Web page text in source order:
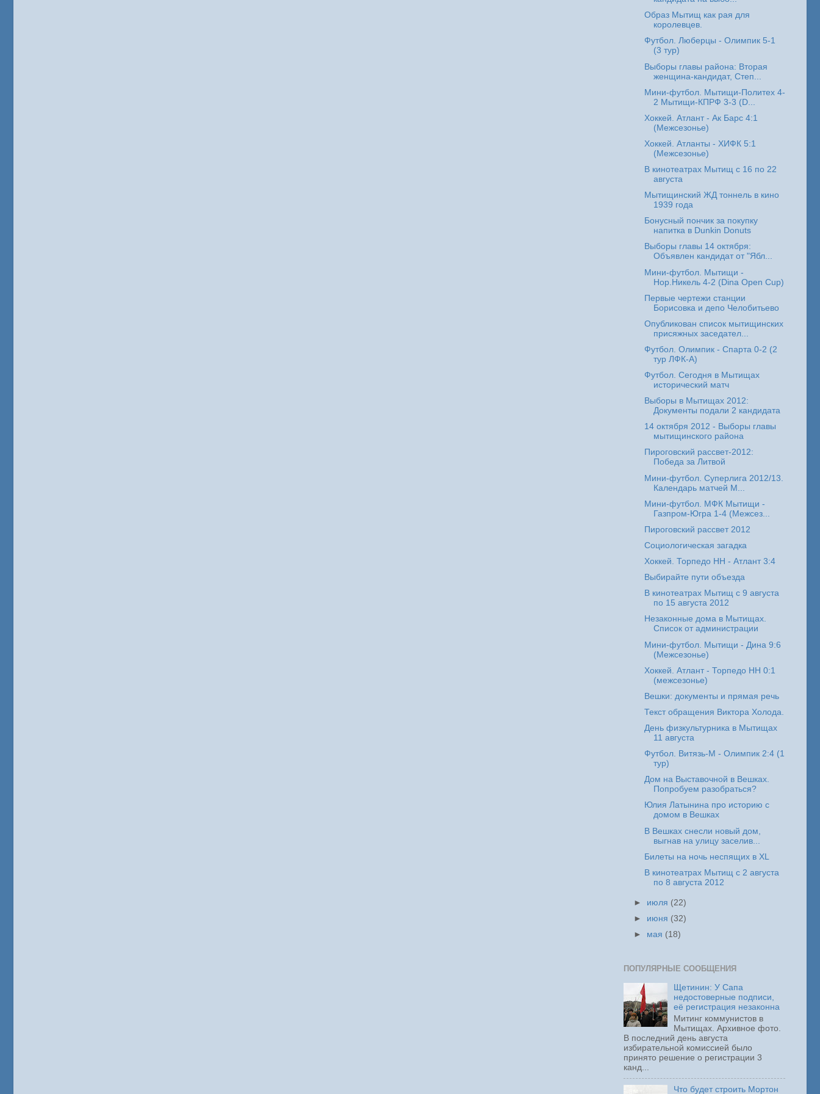
Образ Мытищ как рая для
королевцев.
Футбол. Люберцы - Олимпик 5-1
(3 тур)
Выборы главы района: Вторая
женщина-кандидат, Степ...
Мини-футбол. Мытищи-Политех 4-
2 Мытищи-КПРФ 3-3 (D...
Хоккей. Атлант - Ак Барс 4:1
(Межсезонье)
Хоккей. Атланты - ХИФК 5:1
(Межсезонье)
В кинотеатрах Мытищ с 16 по 22
августа
Мытищинский ЖД тоннель в кино
1939 года
Бонусный пончик за покупку
напитка в Dunkin Donuts
Выборы главы 14 октября:
Объявлен кандидат от "Ябл...
Мини-футбол. Мытищи -
Нор.Никель 4-2 (Dina Open Cup)
Первые чертежи станции
Борисовка и депо Челобитьево
Опубликован список мытищинских
присяжных заседател...
Футбол. Олимпик - Спарта 0-2 (2
тур ЛФК-А)
Футбол. Сегодня в Мытищах
исторический матч
Выборы в Мытищах 2012:
Документы подали 2 кандидата
14 октября 2012 - Выборы главы
мытищинского района
Пироговский рассвет-2012:
Победа за Литвой
Мини-футбол. Суперлига 2012/13.
Календарь матчей М...
Мини-футбол. МФК Мытищи -
Газпром-Югра 1-4 (Межсез...
Пироговский рассвет 2012
Социологическая загадка
Хоккей. Торпедо НН - Атлант 3:4
Выбирайте пути объезда
В кинотеатрах Мытищ с 9 августа
по 15 августа 2012
Незаконные дома в Мытищах.
Список от администрации
Мини-футбол. Мытищи - Дина 9:6
(Межсезонье)
Хоккей. Атлант - Торпедо НН 0:1
(межсезонье)
Вешки: документы и прямая речь
Текст обращения Виктора Холода.
День физкультурника в Мытищах
11 августа
Футбол. Витязь-М - Олимпик 2:4 (1
тур)
Дом на Выставочной в Вешках.
Попробуем разобраться?
Юлия Латынина про историю с
домом в Вешках
В Вешках снесли новый дом,
выгнав на улицу заселив...
Билеты на ночь неспящих в XL
В кинотеатрах Мытищ с 2 августа
по 8 августа 2012
► июля (22)
► июня (32)
► мая (18)
ПОПУЛЯРНЫЕ СООБЩЕНИЯ
Щетинин: У Сапа
недостоверные подписи,
её регистрация незаконна
Митинг коммунистов в
Мытищах. Архивное фото.
В последний день августа
избирательной комиссией было
принято решение о регистрации 3
канд...
Что будет строить Мортон